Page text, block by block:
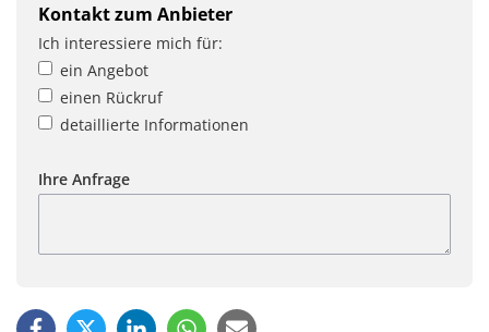
Kontakt zum Anbieter
Ich interessiere mich für:
ein Angebot
einen Rückruf
detaillierte Informationen
Ihre Anfrage